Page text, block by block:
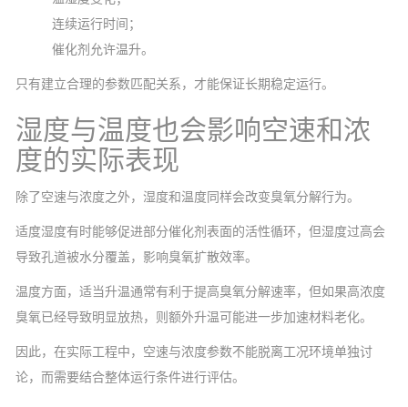
连续运行时间；
催化剂允许温升。
只有建立合理的参数匹配关系，才能保证长期稳定运行。
湿度与温度也会影响空速和浓
度的实际表现
除了空速与浓度之外，湿度和温度同样会改变臭氧分解行为。
适度湿度有时能够促进部分催化剂表面的活性循环，但湿度过高会
导致孔道被水分覆盖，影响臭氧扩散效率。
温度方面，适当升温通常有利于提高臭氧分解速率，但如果高浓度
臭氧已经导致明显放热，则额外升温可能进一步加速材料老化。
因此，在实际工程中，空速与浓度参数不能脱离工况环境单独讨
论，而需要结合整体运行条件进行评估。